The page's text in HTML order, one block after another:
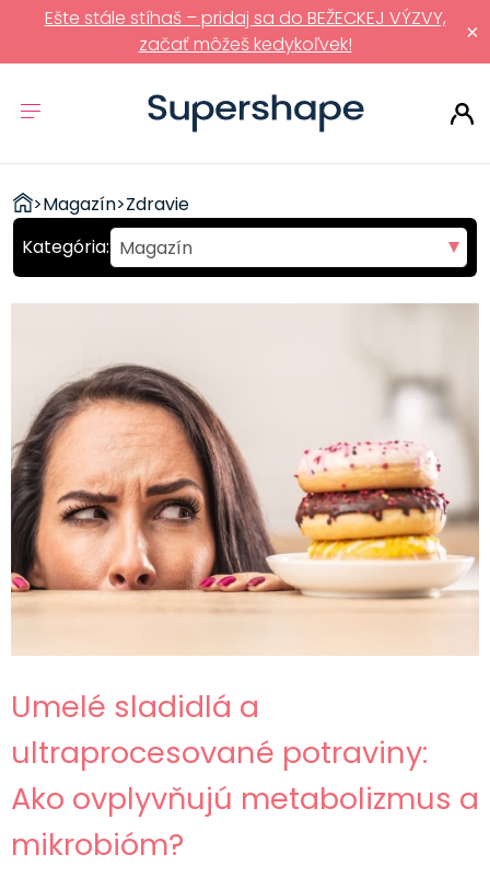
×
Ešte stále stíhaš – pridaj sa do BEŽECKEJ VÝZVY,
začať môžeš kedykoľvek!
ZDRAVÉ
RÝCHLOVKY
>Magazín>Zdravie
Magazín
Fit recepty
Polievky
Predjedlá
Hlavné jedlá
Šaláty
Dezerty
Ostatné
Motivácia
Zdravie
Umelé sladidlá a
ultraprocesované potraviny:
Ako ovplyvňujú metabolizmus a
mikrobióm?